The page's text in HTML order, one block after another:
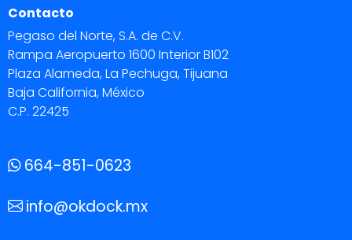
Contacto
Pegaso del Norte, S.A. de C.V.
Rampa Aeropuerto 1600 Interior B102
Plaza Alameda, La Pechuga, Tijuana
Baja California, México
C.P. 22425
664-851-0623
info@okdock.mx